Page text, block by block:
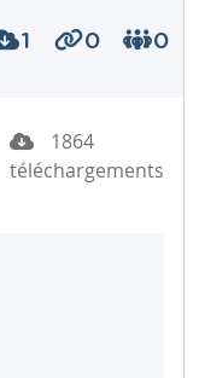
1 0 0
1864
téléchargements